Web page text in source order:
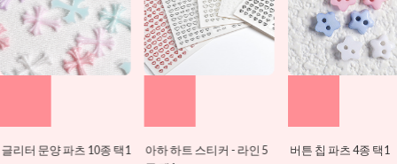
1
아하 하트 스티커 - 라인 5
버튼 칩 파츠 4종 택1 멸균거즈-소(5